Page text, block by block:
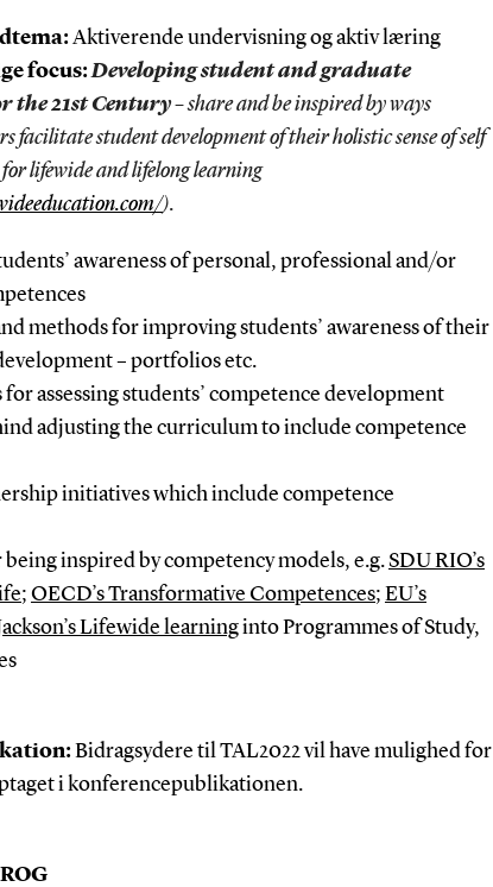
Aktiverende undervisning og aktiv læring
focus:Developing student and graduate
the 21st Century– share and be inspired by ways
facilitate student development of their holistic sense of self
for lifewide and lifelong learning
).
awareness of personal, professional and/or
methods for improving students’ awareness of their
– portfolios etc.
assessing students’ competence development
adjusting the curriculum to include competence
initiatives which include competence
inspired by competency models, e.g.SDU RIO’s
; OECD’s Transformative Competences; EU’s
Lifewide learninginto Programmes of Study,
Bidragsydere til TAL2022 vil have mulighed for
i konferencepublikationen.